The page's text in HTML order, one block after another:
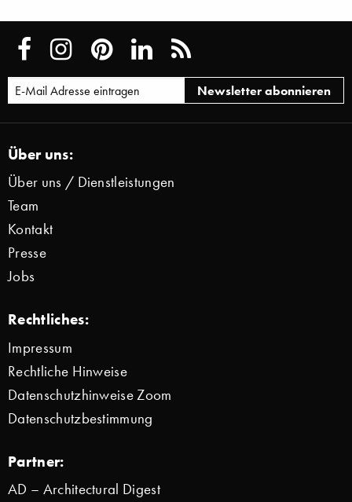
Über uns:
Über uns / Dienstleistungen
Team
Kontakt
Presse
Jobs
Rechtliches:
Impressum
Rechtliche Hinweise
Datenschutzhinweise Zoom
Datenschutzbestimmung
Partner:
AD – Architectural Digest